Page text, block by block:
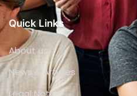
Quick Links
About us
News & Articles
Legal Notice